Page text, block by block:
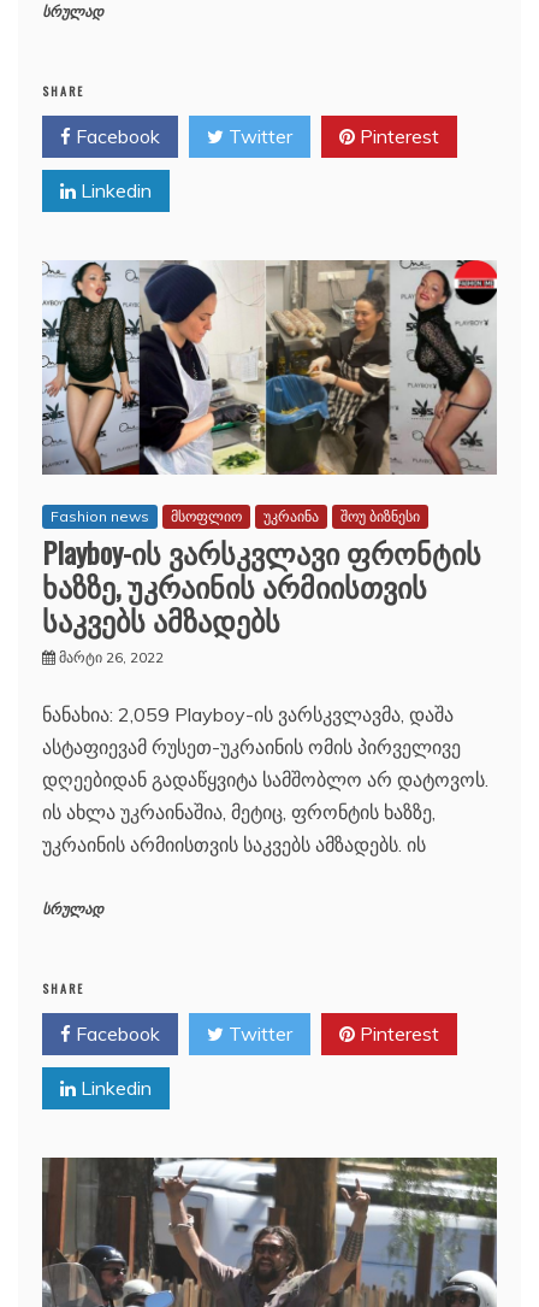
სრულად
SHARE
Facebook Twitter Pinterest
Linkedin
Fashion news მსოფლიო უკრაინა შოუ ბიზნესი
Playboy-ის ვარსკვლავი ფრონტის
ხაზზე, უკრაინის არმიისთვის
საკვებს ამზადებს
მარტი 26, 2022
ნანახია: 2,059 Playboy-ის ვარსკვლავმა, დაშა
ასტაფიევამ რუსეთ-უკრაინის ომის პირველივე
დღეებიდან გადაწყვიტა სამშობლო არ დატოვოს.
ის ახლა უკრაინაშია, მეტიც, ფრონტის ხაზზე,
უკრაინის არმიისთვის საკვებს ამზადებს. ის
სრულად
SHARE
Facebook Twitter Pinterest
Linkedin